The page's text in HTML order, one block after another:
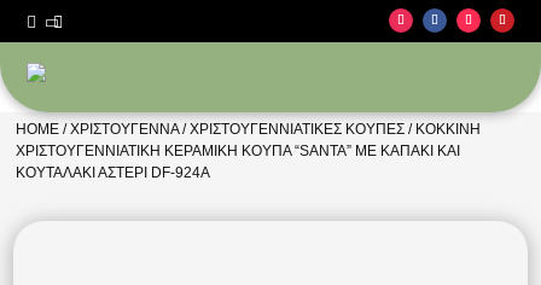
 
HOME /ΧΡΙΣΤΟΎΓΕΝΝΑ/ΧΡΙΣΤΟΥΓΕΝΝΙΆΤΙΚΕΣ ΚΟΎΠΕΣ / ΚΌΚΚΙΝΗ
ΧΡΙΣΤΟΥΓΕΝΝΙΆΤΙΚΗ ΚΕΡΑΜΙΚΉ ΚΟΎΠΑ “SANTA” ΜΕ ΚΑΠΆΚΙ ΚΑΙ
ΚΟΥΤΑΛΆΚΙ ΑΣΤΈΡΙ DF-924A